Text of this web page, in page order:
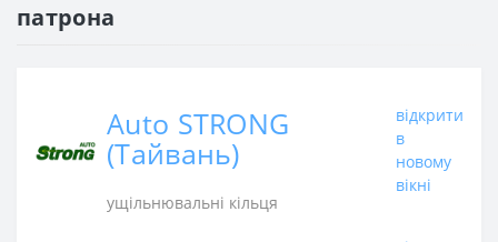
патрона
Auto STRONG
(Тайвань)
ущільнювальні кільця
відкрити
в
новому
вікні